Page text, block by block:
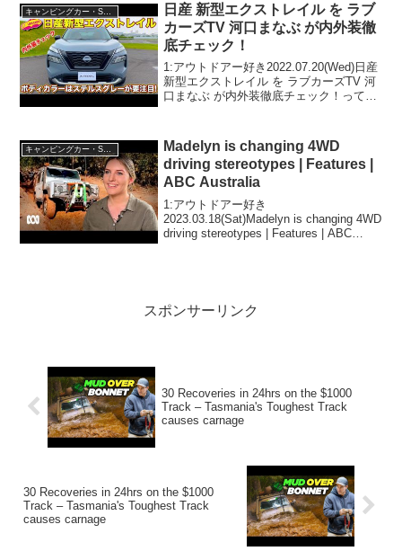
キャンピングカー・SUV人気車種
日産 新型エクストレイル を ラブ
カーズTV 河口まなぶ が内外装徹
底チェック！
1:アウトドアー好き2022.07.20(Wed)日産
新型エクストレイル を ラブカーズTV 河
口まなぶ が内外装徹底チェック！って人
画は注目です！...
Madelyn is changing 4WD
driving stereotypes | Features |
ABC Australia
1:アウトドアー好き
2023.03.18(Sat)Madelyn is changing 4WD
driving stereotypes | Features | ABC
スポンサーリンク
30 Recoveries in 24hrs on the $1000
Track – Tasmania's Toughest Track
causes carnage
30 Recoveries in 24hrs on the $1000
Track – Tasmania's Toughest Track
causes carnage